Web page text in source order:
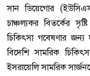
সান ডিয়েগোর
চাঞ্চল্যকর বিতর্কের
চিকিৎসা গবেষণার
বিদেশি সামরিক
ইসরায়েলি সামরিক